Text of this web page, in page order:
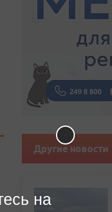
Другие новости
на